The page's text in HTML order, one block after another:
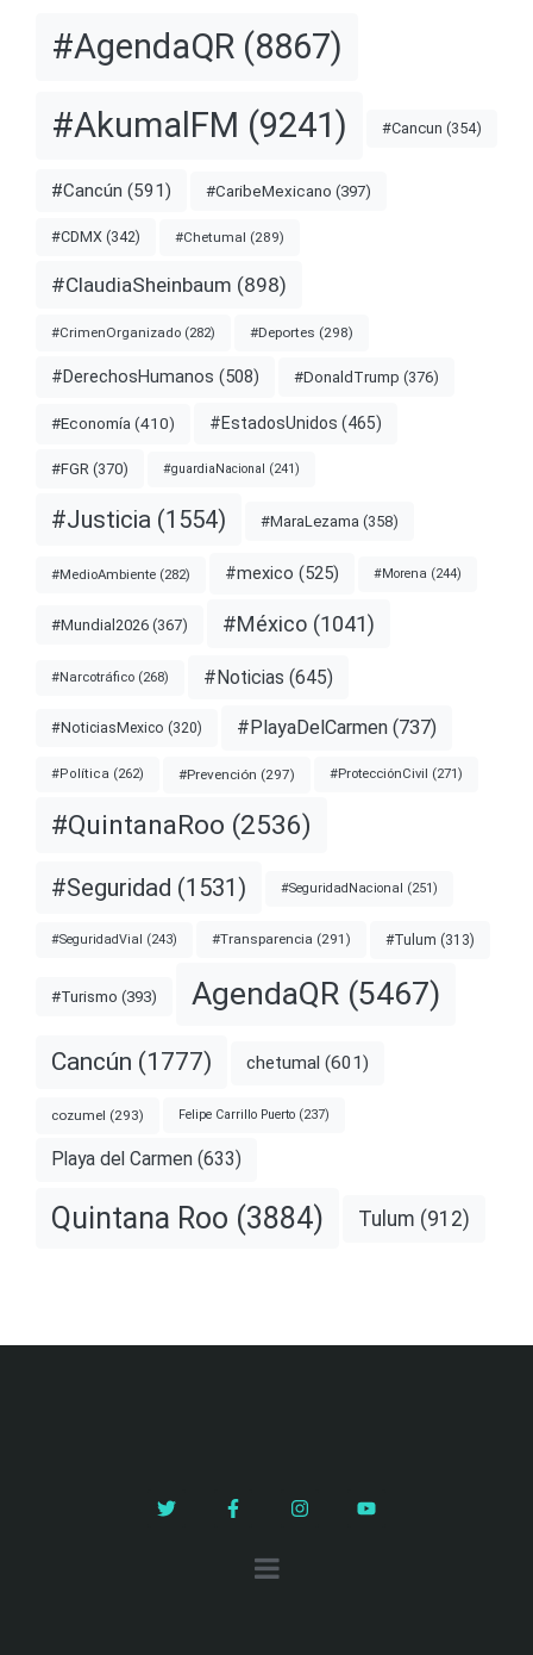
#AgendaQR (8867)
#AkumalFM (9241) #Cancun (354)
#Cancún (591) #CaribeMexicano (397)
#CDMX (342) #Chetumal (289)
#ClaudiaSheinbaum (898)
#CrimenOrganizado (282) #Deportes (298)
#DerechosHumanos (508) #DonaldTrump (376)
#Economía (410) #EstadosUnidos (465)
#FGR (370) #guardiaNacional (241)
#Justicia (1554) #MaraLezama (358)
#MedioAmbiente (282) #mexico (525) #Morena (244)
#Mundial2026 (367) #México (1041)
#Narcotráfico (268) #Noticias (645)
#NoticiasMexico (320) #PlayaDelCarmen (737)
#Política (262) #Prevención (297) #ProtecciónCivil (271)
#QuintanaRoo (2536)
#Seguridad (1531) #SeguridadNacional (251)
#SeguridadVial (243) #Transparencia (291) #Tulum (313)
#Turismo (393) AgendaQR (5467)
Cancún (1777) chetumal (601)
cozumel (293) Felipe Carrillo Puerto (237)
Playa del Carmen (633)
Quintana Roo (3884) Tulum (912)